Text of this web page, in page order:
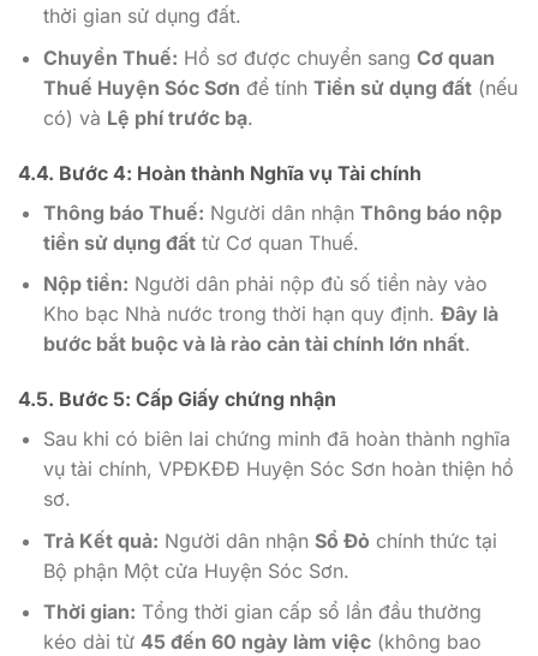
thời gian sử dụng đất.
Chuyển Thuế: Hồ sơ được chuyển sang Cơ quan
Thuế Huyện Sóc Sơn để tính Tiền sử dụng đất(nếu
có) và Lệ phí trước bạ.
4.4. Bước 4: Hoàn thành Nghĩa vụ Tài chính
Thông báo Thuế: Người dân nhận Thông báo nộp
tiền sử dụng đấttừ Cơ quan Thuế.
Nộp tiền: Người dân phải nộp đủ số tiền này vào
Kho bạc Nhà nước trong thời hạn quy định. Đây là
bước bắt buộc và là rào cản tài chính lớn nhất.
4.5. Bước 5: Cấp Giấy chứng nhận
Sau khi có biên lai chứng minh đã hoàn thành nghĩa
vụ tài chính, VPĐKĐĐ Huyện Sóc Sơn hoàn thiện hồ
sơ.
Trả Kết quả: Người dân nhận Sổ Đỏ chính thức tại
Bộ phận Một cửa Huyện Sóc Sơn.
Thời gian: Tổng thời gian cấp sổ lần đầu thường
kéo dài từ 45 đến 60 ngày làm việc(không bao